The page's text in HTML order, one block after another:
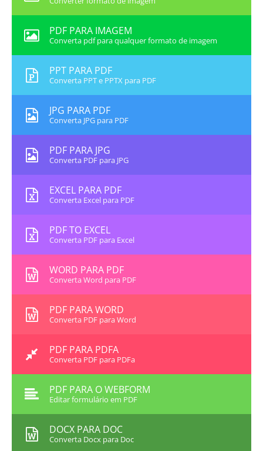
PDF PARA IMAGEM
Converta pdf para qualquer formato de imagem
PPT PARA PDF
Converta PPT e PPTX para PDF
JPG PARA PDF
Converta JPG para PDF
PDF PARA JPG
Converta PDF para JPG
EXCEL PARA PDF
Converta Excel para PDF
PDF TO EXCEL
Converta PDF para Excel
WORD PARA PDF
Converta Word para PDF
PDF PARA WORD
Converta PDF para Word
PDF PARA PDFA
Converta PDF para PDFa
PDF PARA O WEBFORM
Editar formulário em PDF
DOCX PARA DOC
Converta Docx para Doc